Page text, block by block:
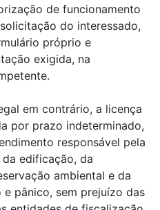
de funcionamento
do interessado,
próprio e
exigida, na
em contrário, a licença
por prazo indeterminado,
responsável pela
edificação, da
ambiental e da
pânico, sem prejuízo das